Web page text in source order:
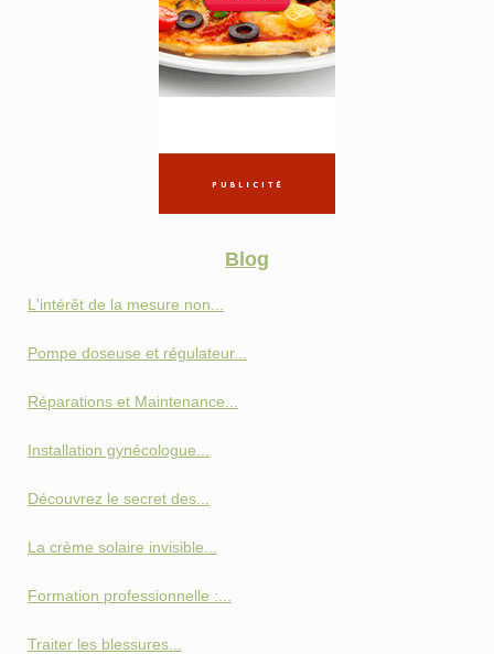
Blog
L'intérêt de la mesure non...
Pompe doseuse et régulateur...
Réparations et Maintenance...
Installation gynécologue...
Découvrez le secret des...
La crème solaire invisible...
Formation professionnelle :...
Traiter les blessures...